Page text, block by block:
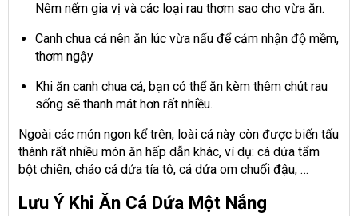
Nêm nếm gia vị và các loại rau thơm sao cho vừa ăn.
Canh chua cá nên ăn lúc vừa nấu để cảm nhận độ mềm,
thơm ngậy
Khi ăn canh chua cá, bạn có thể ăn kèm thêm chút rau
sống sẽ thanh mát hơn rất nhiều.
Ngoài các món ngon kể trên, loài cá này còn được biến tấu
thành rất nhiều món ăn hấp dẫn khác, ví dụ: cá dứa tẩm
bột chiên, cháo cá dứa tía tô, cá dứa om chuối đậu, …
Lưu Ý Khi Ăn Cá Dứa Một Nắng